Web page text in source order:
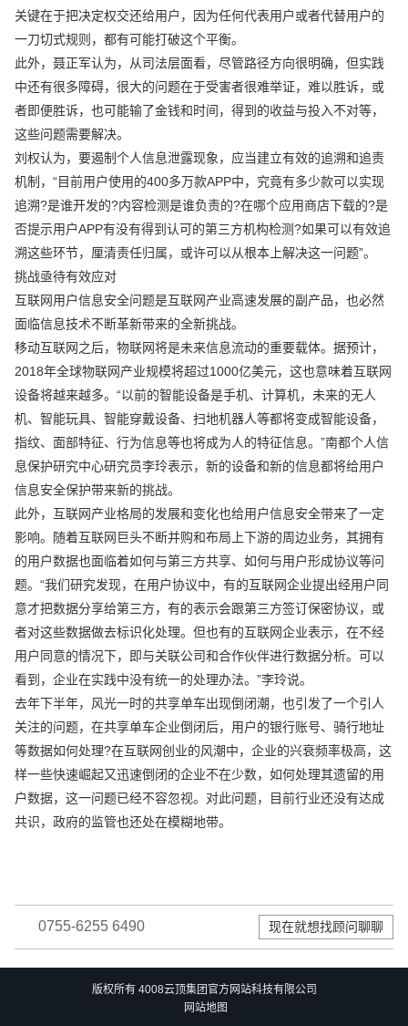
关键在于把决定权交还给用户，因为任何代表用户或者代替用户的
一刀切式规则，都有可能打破这个平衡。
此外，聂正军认为，从司法层面看，尽管路径方向很明确，但实践
中还有很多障碍，很大的问题在于受害者很难举证，难以胜诉，或
者即便胜诉，也可能输了金钱和时间，得到的收益与投入不对等，
这些问题需要解决。
刘权认为，要遏制个人信息泄露现象，应当建立有效的追溯和追责
机制，“目前用户使用的400多万款APP中，究竟有多少款可以实现
追溯?是谁开发的?内容检测是谁负责的?在哪个应用商店下载的?是
否提示用户APP有没有得到认可的第三方机构检测?如果可以有效追
溯这些环节，厘清责任归属，或许可以从根本上解决这一问题”。
挑战亟待有效应对
互联网用户信息安全问题是互联网产业高速发展的副产品，也必然
面临信息技术不断革新带来的全新挑战。
移动互联网之后，物联网将是未来信息流动的重要载体。据预计，
2018年全球物联网产业规模将超过1000亿美元，这也意味着互联网
设备将越来越多。“以前的智能设备是手机、计算机，未来的无人
机、智能玩具、智能穿戴设备、扫地机器人等都将变成智能设备，
指纹、面部特征、行为信息等也将成为人的特征信息。”南都个人信
息保护研究中心研究员李玲表示，新的设备和新的信息都将给用户
信息安全保护带来新的挑战。
此外，互联网产业格局的发展和变化也给用户信息安全带来了一定
影响。随着互联网巨头不断并购和布局上下游的周边业务，其拥有
的用户数据也面临着如何与第三方共享、如何与用户形成协议等问
题。“我们研究发现，在用户协议中，有的互联网企业提出经用户同
意才把数据分享给第三方，有的表示会跟第三方签订保密协议，或
者对这些数据做去标识化处理。但也有的互联网企业表示，在不经
用户同意的情况下，即与关联公司和合作伙伴进行数据分析。可以
看到，企业在实践中没有统一的处理办法。”李玲说。
去年下半年，风光一时的共享单车出现倒闭潮，也引发了一个引人
关注的问题，在共享单车企业倒闭后，用户的银行账号、骑行地址
等数据如何处理?在互联网创业的风潮中，企业的兴衰频率极高，这
样一些快速崛起又迅速倒闭的企业不在少数，如何处理其遗留的用
户数据，这一问题已经不容忽视。对此问题，目前行业还没有达成
共识，政府的监管也还处在模糊地带。
0755-6255 6490 现在就想找顾问聊聊
版权所有 4008云顶集团官方网站科技有限公司
网站地图